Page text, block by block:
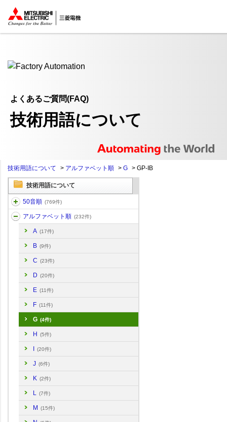
ここから本文
よくあるご質問(FAQ)
技術用語について
技術用語について > アルファベット順 > G > GP-IB
技術用語について
50音順 (769件)
アルファベット順 (232件)
A (17件)
B (9件)
C (23件)
D (20件)
E (11件)
F (11件)
G (4件)
H (5件)
(20件)
J (6件)
K (2件)
L (7件)
M (15件)